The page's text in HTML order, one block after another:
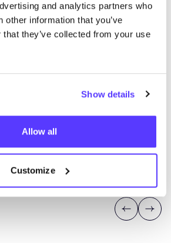
and analytics partners who
other information that you’ve
they’ve collected from your use
Show details
Allow all
Customize
Previous
Next